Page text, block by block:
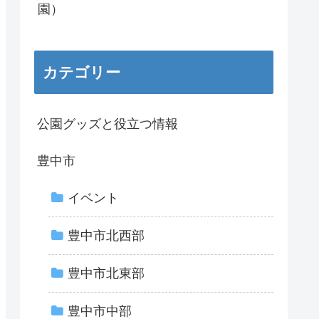
園）
カテゴリー
公園グッズと役立つ情報
豊中市
イベント
豊中市北西部
豊中市北東部
豊中市中部